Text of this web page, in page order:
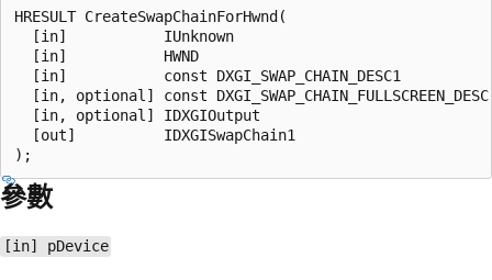
HRESULT CreateSwapChainForHwnd(
[in]           IUnknown
[in]           HWND
[in]           const DXGI_SWAP_CHAIN_DESC1
[in, optional] const
[in, optional] IDXGIOutput
[out]          IDXGISwapChain1
參數
[in] pDevice